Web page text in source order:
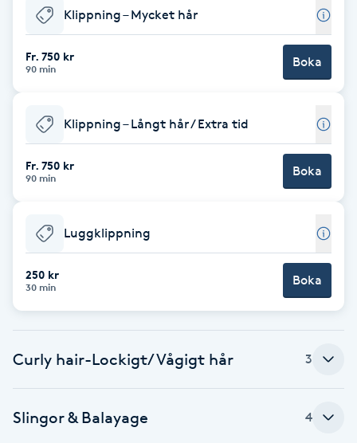
BIAB
Bottenfärg
Brynformning
Brynplockning
Bröllopsuppsättning
C
Celluliter
Coachning
Klippning – Mycket hår
Fr. 750 kr
90 min Boka
Klippning – Långt hår / Extra tid
Fr. 750 kr
90 min Boka
Luggklippning
250 kr
30 min Boka
Curly hair-Lockigt/Vågigt hår 3
Slingor & Balayage 4